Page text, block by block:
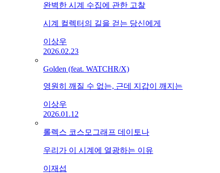
완벽한 시계 수집에 관한 고찰
시계 컬렉터의 길을 걷는 당신에게
이상우
2026.02.23
Golden (feat. WATCHR/X)
영원히 깨질 수 없는, 근데 지갑이 깨지는
이상우
2026.01.12
롤렉스 코스모그래프 데이토나
우리가 이 시계에 열광하는 이유
이재섭